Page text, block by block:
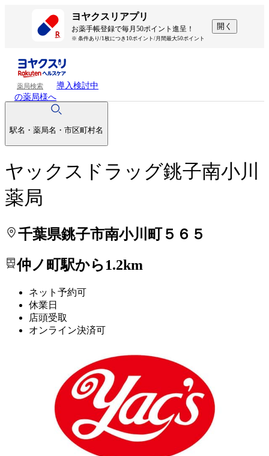
ヨヤクスリアプリ
お薬手帳登録で毎月50ポイント進呈！
※ 条件あり/1枚につき10ポイント/月間最大50ポイント
開く
薬局検索
導入検討中
の薬局様へ
駅名・薬局名・市区町村名
ヤックスドラッグ銚子南小川
薬局
千葉県銚子市南小川町５６５
仲ノ町駅から1.2km
ネット予約可
休業日
店頭受取
オンライン決済可
処方せんを送って待ち時間を短く！
処方せんを送って待ち時間を短く！